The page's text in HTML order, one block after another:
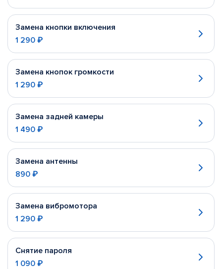
Замена кнопки включения
1 290 ₽
Замена кнопок громкости
1 290 ₽
Замена задней камеры
1 490 ₽
Замена антенны
890 ₽
Замена вибромотора
1 290 ₽
Снятие пароля
1 090 ₽